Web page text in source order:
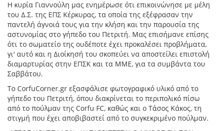
Η κυρία Γιαννούλη μας ενημέρωσε ότι επικοινώνησε με μέλη
του Δ.Σ. της ΕΠΣ Κέρκυρας, τα οποία της εξέφρασαν την
παντελή άγνοιά τους για την κλήση και την παρουσία της
αστυνομίας στο γήπεδο του Πετριτή. Μας επισήμανε επίσης
ότι το σωματείο της ουδέποτε έχει προκαλέσει προβλήματα,
γι' αυτό και η Διοίκησή του σκοπεύει να αποστείλει επιστολή
διαμαρτυρίας στην ΕΠΣΚ και τα ΜΜΕ, για τα συμβάντα του
Σαββάτου.
Το CorfuCorner.gr εξασφάλισε φωτογραφικό υλικό από το
γήπεδο του Πετριτή, όπου διακρίνεται το περιπολικό πίσω
από το πούλμαν της Corfu FC, καθώς και ο Τάσος Κάκος, τη
στιγμή που έχει αποβιβαστεί από το συγκεκριμένο πούλμαν.